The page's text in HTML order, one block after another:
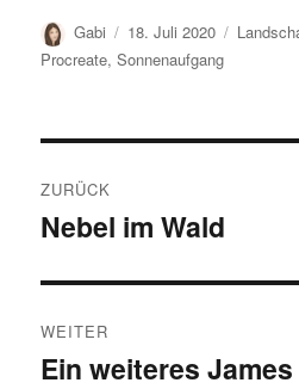
Autor
Gabi
Veröffentlicht
am
18. Juli 2020
Procreate,Sonnenaufgang
ZURÜCK
Vorheriger
Nebel im Wald
WEITER
Nächster
Ein weiteres